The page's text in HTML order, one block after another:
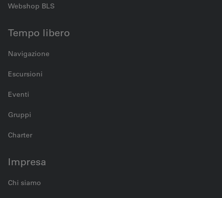
Webshop BLS
Tempo libero
Navigazione
Escursioni
Eventi
Gruppi
Charter
Impresa
Chi siamo